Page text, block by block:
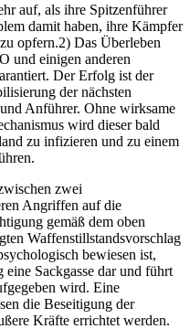
auf, als ihre Spitzenführer
damit haben, ihre Kämpfer
opfern.2) Das Überleben
und einigen anderen
Der Erfolg ist der
der nächsten
Anführer. Ohne wirksame
wird dieser bald
zu infizieren und zu einem
zwei
Angriffen auf die
gemäß dem oben
Waffenstillstandsvorschlag
bewiesen ist,
Sackgasse dar und führt
wird. Eine
die Beseitigung der
Kräfte errichtet werden.